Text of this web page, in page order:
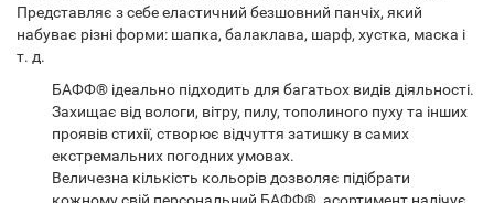
Представляє з себе еластичний безшовний панчіх, який
набуває різні форми: шапка, балаклава, шарф, хустка, маска і
т. д.
БАФФ® ідеально підходить для багатьох видів діяльності.
Захищає від вологи, вітру, пилу, тополиного пуху та інших
проявів стихії, створює відчуття затишку в самих
екстремальних погодних умовах.
Величезна кількість кольорів дозволяє підібрати